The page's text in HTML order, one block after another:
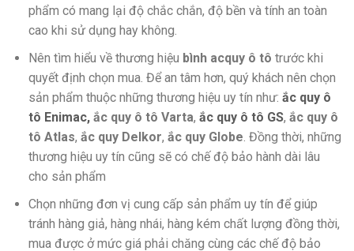
phẩm có mang lại độ chắc chắn, độ bền và tính an toàn
cao khi sử dụng hay không.
Nên tìm hiểu về thương hiệu bình acquy ô tô trước khi
quyết định chọn mua. Để an tâm hơn, quý khách nên chọn
sản phẩm thuộc những thương hiệu uy tín như: ắc quy ô
tô Enimac, ắc quy ô tô Varta, ắc quy ô tô GS, ắc quy ô
tô Atlas, ắc quy Delkor, ắc quy Globe. Đồng thời, những
thương hiệu uy tín cũng sẽ có chế độ bảo hành dài lâu
cho sản phẩm
Chọn những đơn vị cung cấp sản phẩm uy tín để giúp
tránh hàng giả, hàng nhái, hàng kém chất lượng đồng thời,
mua được ở mức giá phải chăng cùng các chế độ bảo